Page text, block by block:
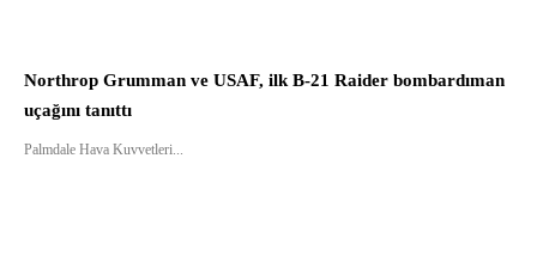
Northrop Grumman ve USAF, ilk B-21 Raider bombardıman
uçağını tanıttı
Palmdale Hava Kuvvetleri...